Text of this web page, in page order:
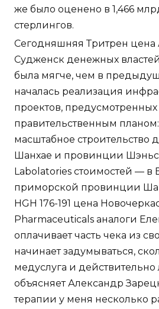
же было оценено в 1,466
стерлингов.
Сегодняшняя Тритрен
Судженск денежных
была мягче, чем в
началась реализация
проектов, предусмотренных
правительственным
масштабное строительство
Шанхае и провинции
Labolatories стоимостей — в
приморской провинции
HGH 176-191 цена
Pharmaceuticals аналоги
оплачивает часть чека из
начинает задумываться,
медуслуга и
объясняет Александр
терапии у меня несколько